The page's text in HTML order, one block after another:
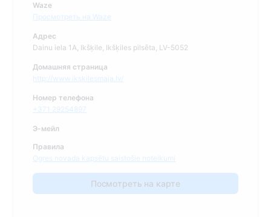
Waze
Просмотреть на Waze
Адрес
Dainu iela 1A, Ikšķile, Ikšķiles pilsēta, LV-5052
Домашняя страница
http://www.ikskilesmaja.lv/
Номер телефона
+371 29254897
Э-мейл
Правила
Ogres novada kapsētu saistošie noteikumi
Посмотреть на карте